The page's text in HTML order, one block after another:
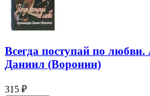
Всегда поступай по
Даниил (Воронин)
315 ₽